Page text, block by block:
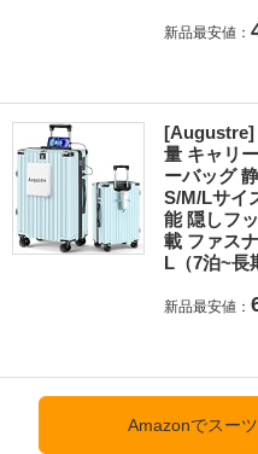
新品最安値：
[Augustre]
量 キャリ
ーバッグ
S/M/Lサイ
能 隠しフ
載 ファス
L（7泊~長
新品最安値：
Amazonでスー